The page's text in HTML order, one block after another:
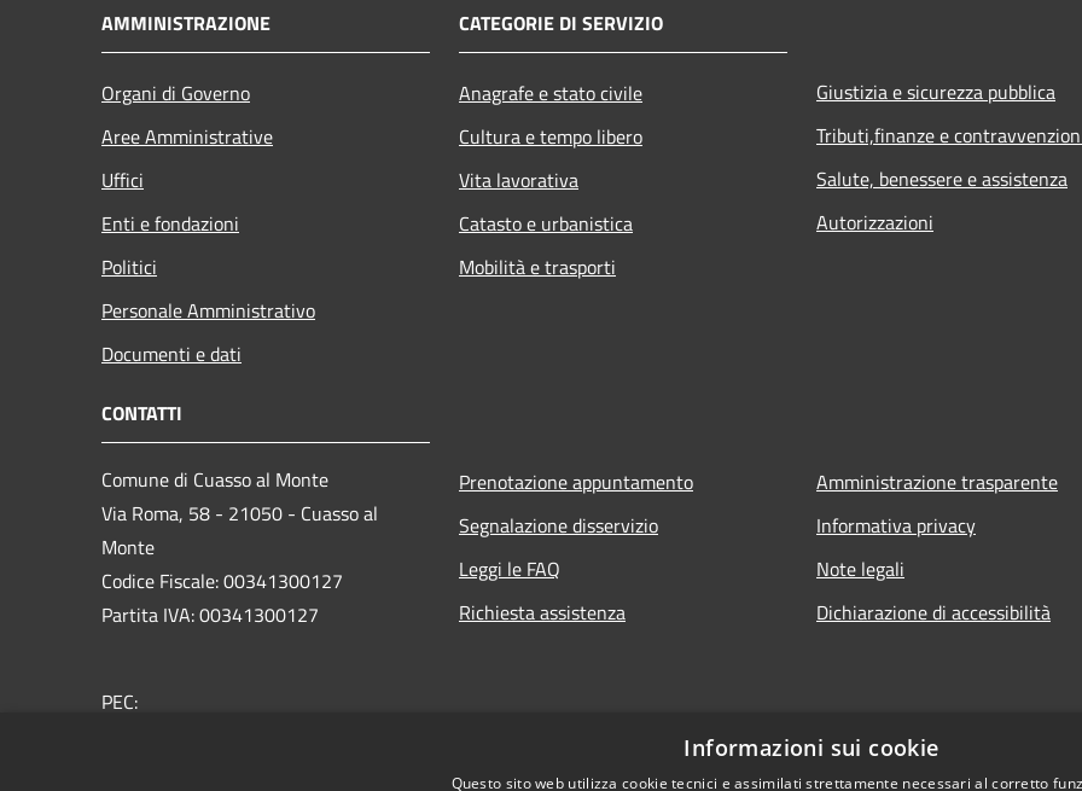
AMMINISTRAZIONE
Organi di Governo
Aree Amministrative
Uffici
Enti e fondazioni
Politici
Personale Amministrativo
Documenti e dati
CATEGORIE DI SERVIZIO
Anagrafe e stato civile
Cultura e tempo libero
Vita lavorativa
Catasto e urbanistica
Mobilità e trasporti
Giustizia e sicurezza pubblica
Tributi,finanze e
Salute, benessere e assistenza
Autorizzazioni
CONTATTI
Comune di Cuasso al Monte
Via Roma, 58 - 21050 - Cuasso al
Monte
Codice Fiscale: 00341300127
Partita IVA: 00341300127
PEC:
Prenotazione appuntamento
Segnalazione disservizio
Leggi le FAQ
Richiesta assistenza
Amministrazione trasparente
Informativa privacy
Note legali
Dichiarazione di accessibilità
Informazioni sui cookie
Questo sito web utilizza cookie tecnici e assimilati strettamente necessari al corretto